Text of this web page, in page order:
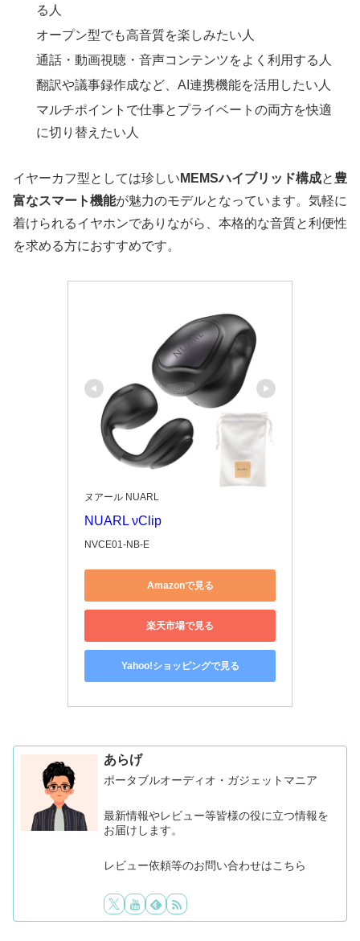
る人
オープン型でも高音質を楽しみたい人
通話・動画視聴・音声コンテンツをよく利用する人
翻訳や議事録作成など、AI連携機能を活用したい人
マルチポイントで仕事とプライベートの両方を快適
に切り替えたい人
イヤーカフ型としては珍しい MEMSハイブリッド構成と 豊
富なスマート機能が魅力のモデルとなっています。気軽に
着けられるイヤホンでありながら、本格的な音質と利便性
を求める方におすすめです。
ヌアール NUARL
NUARL νClip
NVCE01-NB-E
Amazonで見る
楽天市場で見る
Yahoo!ショッピングで見る
あらげ
ポータブルオーディオ・ガジェットマニア
最新情報やレビュー等皆様の役に立つ情報を
お届けします。
レビュー依頼等のお問い合わせはこちら